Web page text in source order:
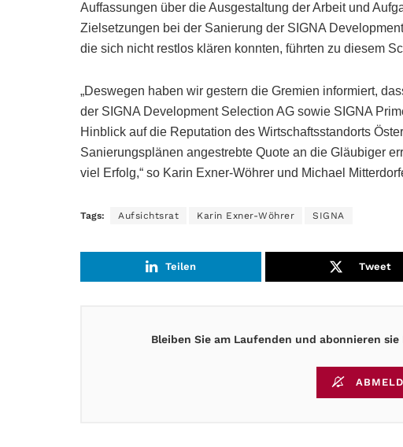
Auffassungen über die Ausgestaltung der Arbeit und
Zielsetzungen bei der Sanierung der SIGNA
die sich nicht restlos klären konnten, führten zu diesem
„Deswegen haben wir gestern die Gremien informiert,
der SIGNA Development Selection AG sowie SIGNA
Hinblick auf die Reputation des Wirtschaftsstandorts
Sanierungsplänen angestrebte Quote an die Gläubiger
viel Erfolg,“ so Karin Exner-Wöhrer und Michael
Tags: Aufsichtsrat Karin Exner-Wöhrer SIGNA
Teilen Tweet
Bleiben Sie am Laufenden und abonnieren